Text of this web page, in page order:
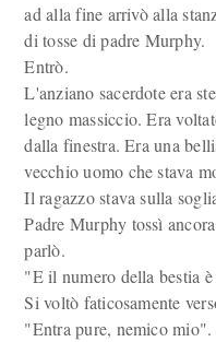
ad alla fine arrivò alla
di tosse di padre Murphy.
Entrò.
L'anziano sacerdote era
legno massiccio. Era
dalla finestra. Era una
vecchio uomo che stava
Il ragazzo stava sulla
Padre Murphy tossì
parlò.
"E il numero della bestia
Si voltò faticosamente
"Entra pure, nemico mio".